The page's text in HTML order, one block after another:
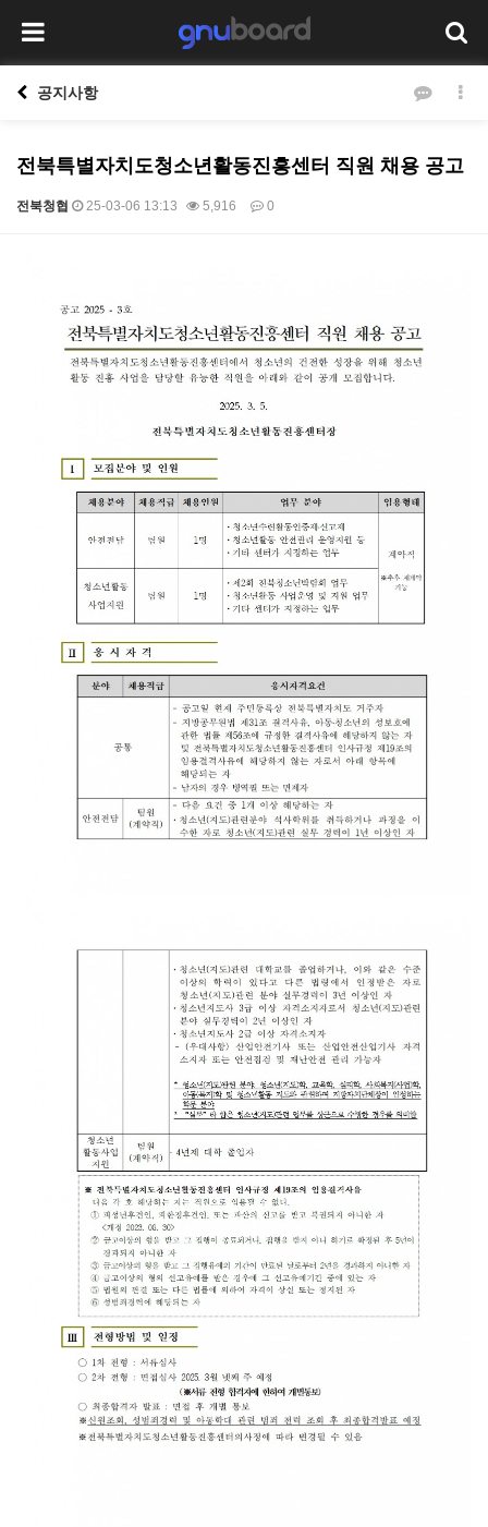
공지사항
전북특별자치도청소년활동진흥센터 직원 채용 공고
전북청협 25-03-06 13:13 5,916 0